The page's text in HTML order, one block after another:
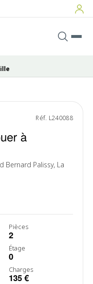
Réf. L240088
à
Bernard Palissy, La
Pièces
2
Étage
0
Charges
135 €